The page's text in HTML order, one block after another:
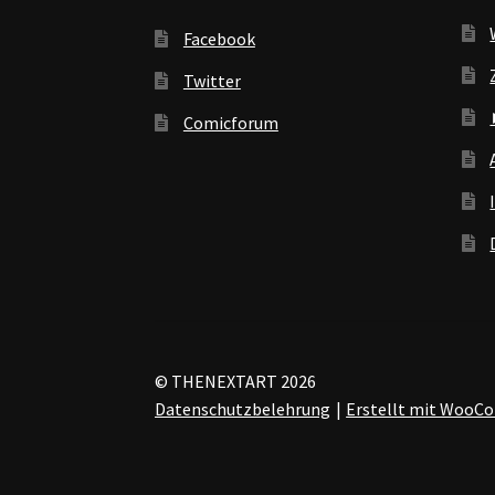
Facebook
Twitter
Comicforum
© THENEXTART 2026
Datenschutzbelehrung
Erstellt mit